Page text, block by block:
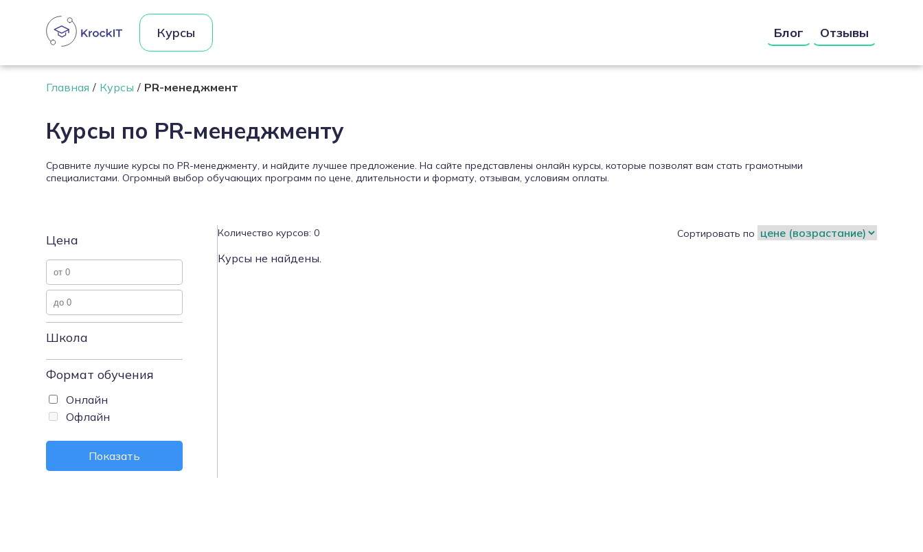
Курсы Блог Отзывы
Главная Курсы PR-менеджмент
Курсы по PR-менеджменту
Сравните лучшие курсы по PR-менеджменту, и найдите лучшее предложение. На сайте представлены онлайн курсы, которые позволят вам стать грамотными
специалистами. Огромный выбор обучающих программ по цене, длительности и формату, отзывам, условиям оплаты.
Цена
Школа
Формат обучения
Онлайн
Офлайн
Показать
Количество курсов: 0 Сортировать по
Курсы не найдены.